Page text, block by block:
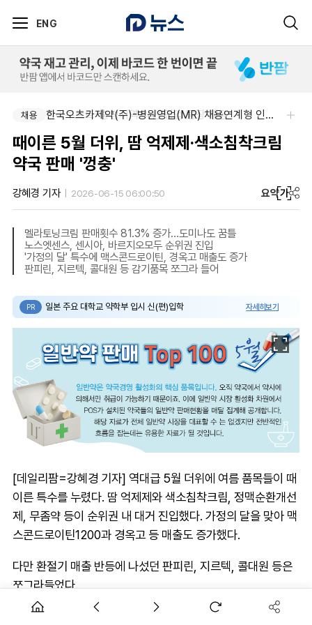
ENG
채용 팜리쿠르트-충청지역 의원 영업 팀장 채용
채용 한국오츠카제약(주)-병원영업(MR) 채용연계형 인턴(신입사원) 모집 공고
때이른 5월 더위, 땀 억제제·색소침착크림
약국 판매 '껑충'
강혜경 기자 2026-06-15 06:00:50 요약가
멜라토닝크림 판매횟수 81.3% 증가…도미나도 꿈틀
노스엣센스, 센시아, 바르지오모두 순위권 진입
'가정의 달' 특수에 맥스콘드로이틴, 경옥고 매출도 증가
판피린, 지르텍, 콜대원 등 감기품목 쪼그라 들어
PR 일본 주요 대학교 약학부 입시 신(편)입학 자세히보기
[데일리팜=강혜경 기자] 역대급 5월 더위에 여름 품목들이 때
이른 특수를 누렸다. 땀 억제제와 색소침착크림, 정맥순환개선
제, 무좀약 등이 순위권 내 대거 진입했다. 가정의 달을 맞아 맥
스콘드로이틴1200과 경옥고 등 매출도 증가했다.
다만 환절기 매출 반등에 나섰던 판피린, 지르텍, 콜대원 등은
쪼그라들었다.